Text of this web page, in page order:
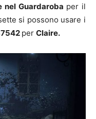
Guardaroba per il
si possono usare i
per Claire.